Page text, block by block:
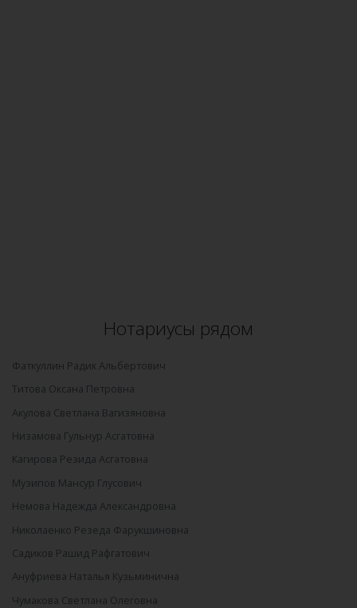
Нотариусы рядом
Фаткуллин Радик Альбертович
Титова Оксана Петровна
Акулова Светлана Вагизяновна
Низамова Гульнур Асгатовна
Кагирова Резида Асгатовна
Музипов Мансур Глусович
Немова Надежда Александровна
Николаенко Резеда Фарукшиновна
Садиков Рашид Рафгатович
Ануфриева Наталья Кузьминична
Чумакова Светлана Олеговна